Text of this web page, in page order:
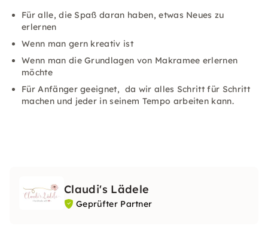
Für alle, die Spaß daran haben, etwas Neues zu
erlernen
Wenn man gern kreativ ist
Wenn man die Grundlagen von Makramee erlernen
möchte
Für Anfänger geeignet, da wir alles Schritt für Schritt
machen und jeder in seinem Tempo arbeiten kann.
Claudi's Lädele
Geprüfter Partner